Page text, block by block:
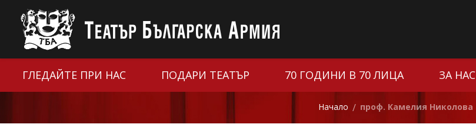
ГЛЕДАЙТЕ ПРИ НАС ПОДАРИ ТЕАТЪР 70 ГОДИНИ В 70 ЛИЦА ЗА НАС
Начало / проф. Камелия Николова